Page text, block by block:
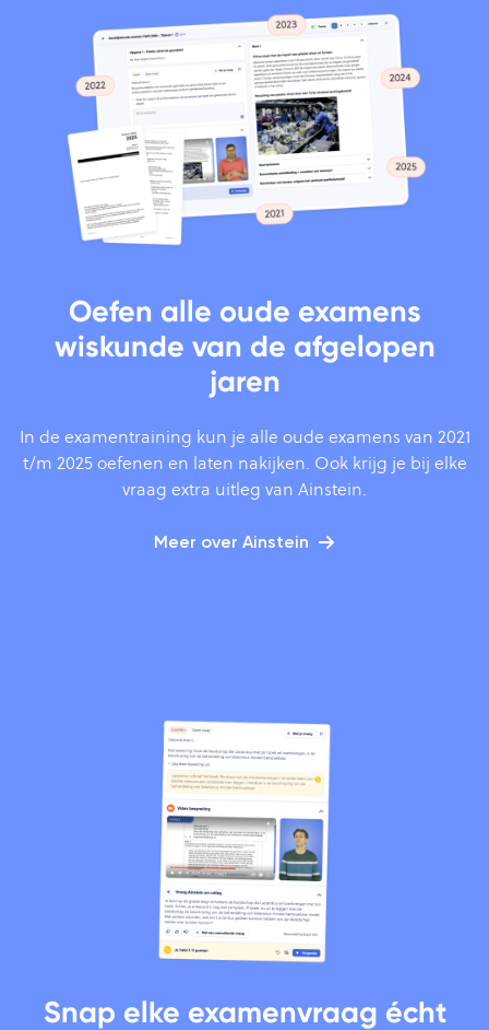
Oefen alle oude examens
wiskunde van de afgelopen
jaren
In de examentraining kun je alle oude examens van 2021
t/m 2025 oefenen en laten nakijken. Ook krijg je bij elke
vraag extra uitleg van Ainstein.
Meer over Ainstein
Snap elke examenvraag écht